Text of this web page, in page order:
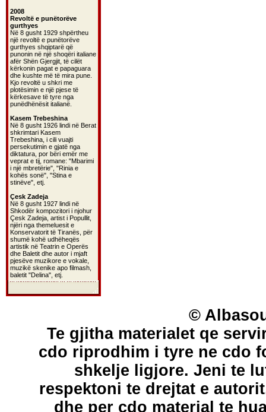
2008
Revoltë e punëtorëve
gurthyes
Në 8 gusht 1929 shpërtheu
një revoltë e punëtorëve
gurthyes shqiptarë që
punonin në një shoqëri italiane
afër Shën Gjergjit, të cilët
kërkonin pagat e papaguara
dhe kushte më të mira pune.
Kjo revoltë u shkri me
plotësimin e një pjese të
kërkesave të tyre nga
punëdhënësit italianë.
Kasem Trebeshina
Në 8 gusht 1926 lindi në Berat
shkrimtari Kasem
Trebeshina, i cili vuajti
persekutimin e gjatë nga
diktatura, por bëri emër me
veprat e tij, romane: "Mbarimi
i një mbretërie", "Rinia e
kohës sonë", "Stina e
stinëve", etj.
Çesk Zadeja
Në 8 gusht 1927 lindi në
Shkodër kompozitori i njohur
Çesk Zadeja, artist i Popullit,
njëri nga themeluesit e
Konservatorit të Tiranës, për
shumë kohë udhëheqës
artistik në Teatrin e Operës
dhe Baletit dhe autor i mjaft
pjesëve muzikore e vokale,
muzikë skenike apo filmash,
baletit "Delina", etj.
©
Te gjitha materialet qe
cdo riprodhim i tyre ne cdo
shkelje ligjore. Jeni te
respektoni te drejtat e
dhe per cdo material te